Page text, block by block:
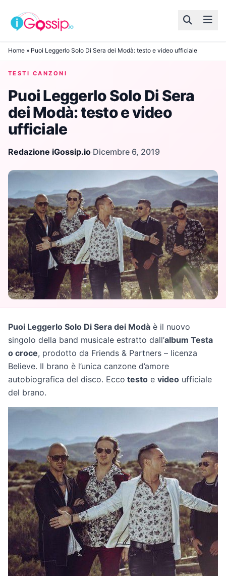
Skip to content
Home » Puoi Leggerlo Solo Di Sera dei Modà: testo e video ufficiale
TESTI CANZONI
Puoi Leggerlo Solo Di Sera
dei Modà: testo e video
ufficiale
Redazione iGossip.io·Dicembre 6, 2019
Puoi Leggerlo Solo Di Sera dei Modà è il nuovo
singolo della band musicale estratto dall’album Testa
o croce, prodotto da Friends & Partners – licenza
Believe. Il brano è l’unica canzone d’amore
autobiografica del disco. Ecco testo e video ufficiale
del brano.